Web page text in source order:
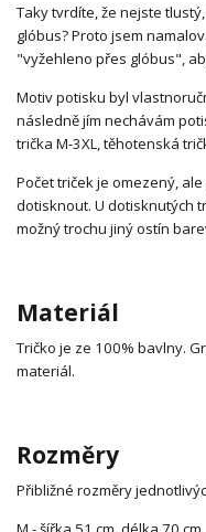
Taky tvrdíte, že nejste
glóbus? Proto jsem
"vyžehleno přes glóbus",
Motiv potisku byl
následně jím nechávám
trička M-3XL, těhotenská
Počet triček je omezený,
dotisknout. U dotisknutých
možný trochu jiný ostín
Materiál
Tričko je ze 100% bavlny.
materiál.
Rozměry
Přibližné rozměry